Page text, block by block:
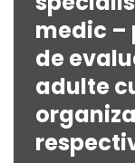
medic –
de
adulte